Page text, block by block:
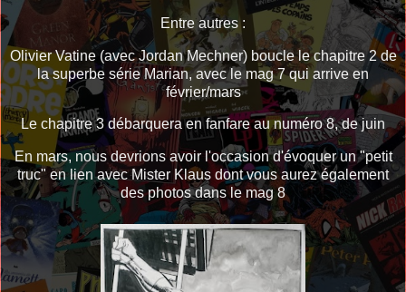
Entre autres :
Olivier Vatine (avec Jordan Mechner) boucle le chapitre 2 de
la superbe série Marian, avec le mag 7 qui arrive en
février/mars
Le chapitre 3 débarquera en fanfare au numéro 8, de juin
En mars, nous devrions avoir l'occasion d'évoquer un "petit
truc" en lien avec Mister Klaus dont vous aurez également
des photos dans le mag 8